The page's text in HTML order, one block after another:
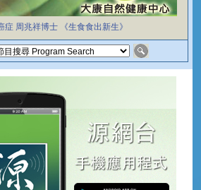
症 周兆祥博士 《生食食出新生》